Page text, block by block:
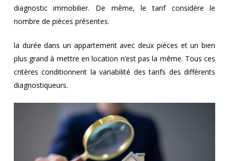
diagnostic immobilier. De même, le tarif considère le
nombre de pièces présentes.
la durée dans un appartement avec deux pièces et un bien
plus grand à mettre en location n’est pas la même. Tous ces
critères conditionnent la variabilité des tarifs des différents
diagnostiqueurs.